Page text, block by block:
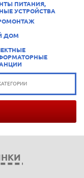
ПИТАНИЯ,
УСТРОЙСТВА
ДОМ